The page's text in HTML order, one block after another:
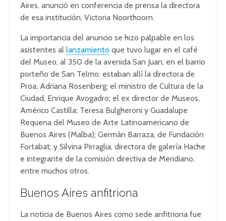
Aires, anunció en conferencia de prensa la directora
de esa institución, Victoria Noorthoorn.
La importancia del anuncio se hizo palpable en los
asistentes al lanzamiento que tuvo lugar en el café
del Museo, al 350 de la avenida San Juan, en el barrio
porteño de San Telmo: estaban allí la directora de
Proa, Adriana Rosenberg; el ministro de Cultura de la
Ciudad, Enrique Avogadro; el ex director de Museos,
Américo Castilla; Teresa Bulgheroni y Guadalupe
Requena del Museo de Arte Latinoamericano de
Buenos Aires (Malba); Germán Barraza, de Fundación
Fortabat; y Silvina Pirraglia, directora de galería Hache
e integrante de la comisión directiva de Meridiano,
entre muchos otros.
Buenos Aires anfitriona
La noticia de Buenos Aires como sede anfitriona fue